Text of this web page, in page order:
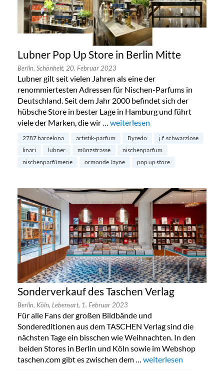
Lubner Pop Up Store in Berlin Mitte
Berlin, Schönheit, 20. Februar 2023
Lubner gilt seit vielen Jahren als eine der
renommiertesten Adressen für Nischen-Parfums in
Deutschland. Seit dem Jahr 2000 befindet sich der
hübsche Store in bester Lage in Hamburg und führt
viele der Marken, die wir … „Lubner Pop Up Store in Berlin
weiterlesen
2787 barcelona artistik-parfum Byredo
j.f. schwarzlose
linari
lubner münzstrasse
nischenparfum
nischenparfümerie
ormonde Jayne pop up store
Sonderverkauf des Taschen Verlag
Berlin, Köln, Lebensart, 1. Februar 2023
Für alle Fans der großen Bildbände und
Sondereditionen aus dem TASCHEN Verlag sind die
nächsten Tage ein bisschen wie Weihnachten. In den
beiden Stores in Berlin und Köln sowie im Webshop
taschen.com gibt es zwischen dem … „Sonderverkauf des
weiterlesen